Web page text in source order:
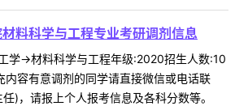
料科学与工程专业考研调剂信息
学->材料科学与工程年级:2020招生人数:10
内容有意调剂的同学请直接微信或电话联
)，请报上个人报考信息及各科分数等。